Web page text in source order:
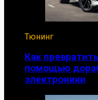
Тюнинг
Как
помощью
электроники